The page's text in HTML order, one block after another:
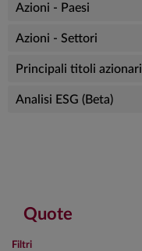
Azioni - Paesi
Azioni - Settori
Principali titoli azionari
Analisi ESG (Beta)
Quote
Filtri